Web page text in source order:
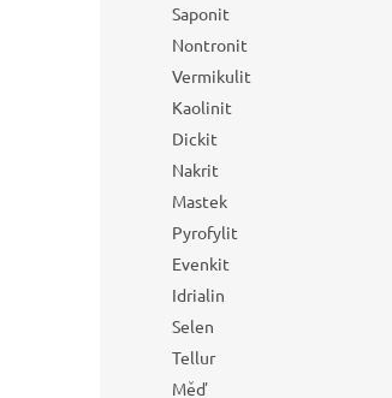
Saponit
Nontronit
Vermikulit
Kaolinit
Dickit
Nakrit
Mastek
Pyrofylit
Evenkit
Idrialin
Selen
Tellur
Měď